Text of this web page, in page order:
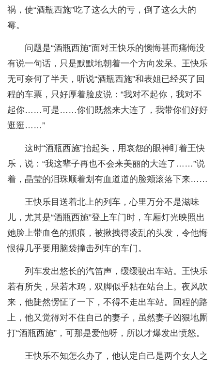
祸，使“酒瓶西施”吃了这么大的亏，倒了这么大的
霉。
问题是“酒瓶西施”面对王快乐的懊悔甚而痛悔没
有说一句话，只是默默地朝着一个方向发呆。王快乐
无可奈何了半天，听说“酒瓶西施”和表姐已经买了回
程的车票，只好厚着脸皮说：“我对不起你，我对不
起你……可是……你们既然来大连了，我带你们好好
逛逛……”
这时“酒瓶西施”抬起头，用哀怨的眼神盯着王快
乐，说：“我这辈子再也不会来美丽的大连了……”说
着，晶莹的泪珠顺着划有血道道的脸颊滚落下来……
王快乐目送着北上的列车，心里万分不是滋味
儿，尤其是“酒瓶西施”登上车门时，车厢灯光映照出
她脸上带血色的抓痕，被揪拽得凌乱的头发，令他悔
恨得几乎要用脑袋撞击列车的车门。
列车发出悠长的汽笛声，缓缓驶出车站。王快乐
若有所失，呆若木鸡，双脚似乎粘在站台上。夜风吹
来，他陡然愣怔了一下，不得不走出车站。回程的路
上，他又觉得对不住自己的妻子，虽然妻子凶狠地厮
打“酒瓶西施”，可那是爱他呀，所以才爆发出愤怒。
王快乐不知怎么办了，他认定自己是两个女人之